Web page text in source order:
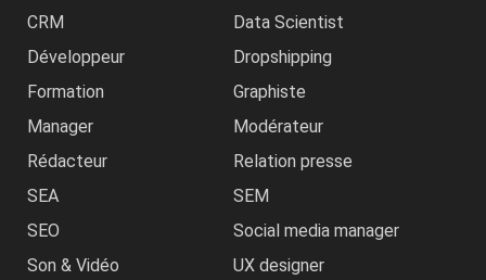
CRM
Data Scientist
Développeur
Dropshipping
Formation
Graphiste
Manager
Modérateur
Rédacteur
Relation presse
SEA
SEM
SEO
Social media manager
Son & Vidéo
UX designer